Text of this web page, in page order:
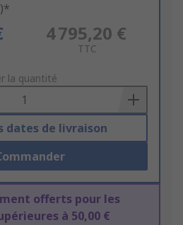
4 795,20 €
TTC
la quantité
dates de livraison
offerts pour les
à 50,00 €